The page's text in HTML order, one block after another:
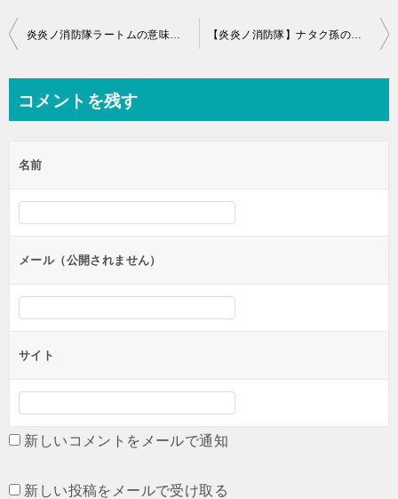
投
ビ
ー
シ
ン
炎炎ノ消防隊ラートムの意味まとめ！使い方やシスターの祈りのセリフを考察 【炎炎ノ消防隊】ナタク孫の強い能力まとめ！黒野との関係や六柱目の噂を考察
コメントを残す
名前
メール（公開されません）
サイト
新しいコメントをメールで通知
新しい投稿をメールで受け取る